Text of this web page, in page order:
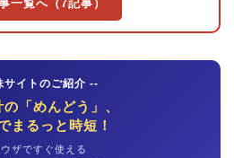
一覧へ（7記事）
サイトのご紹介 --
「めんどう」、
まるっと時短！
ザですぐ使える